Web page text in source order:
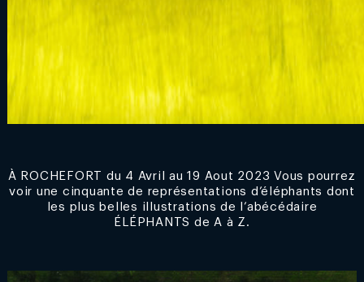
À ROCHEFORT du 4 Avril au 19 Aout 2023 Vous pourrez
voir une cinquante de représentations d’éléphants dont
les plus belles illustrations de l’abécédaire
ÉLÉPHANTS de A à Z.